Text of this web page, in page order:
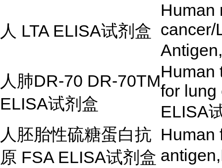
人 LTA ELISA试剂盒
Human
cancer/
人肺DR-70 DR-70TM
ELISA试剂盒
Human
for lung
ELISA
人胚胎性硫糖蛋白抗
原 FSA ELISA试剂盒
Human